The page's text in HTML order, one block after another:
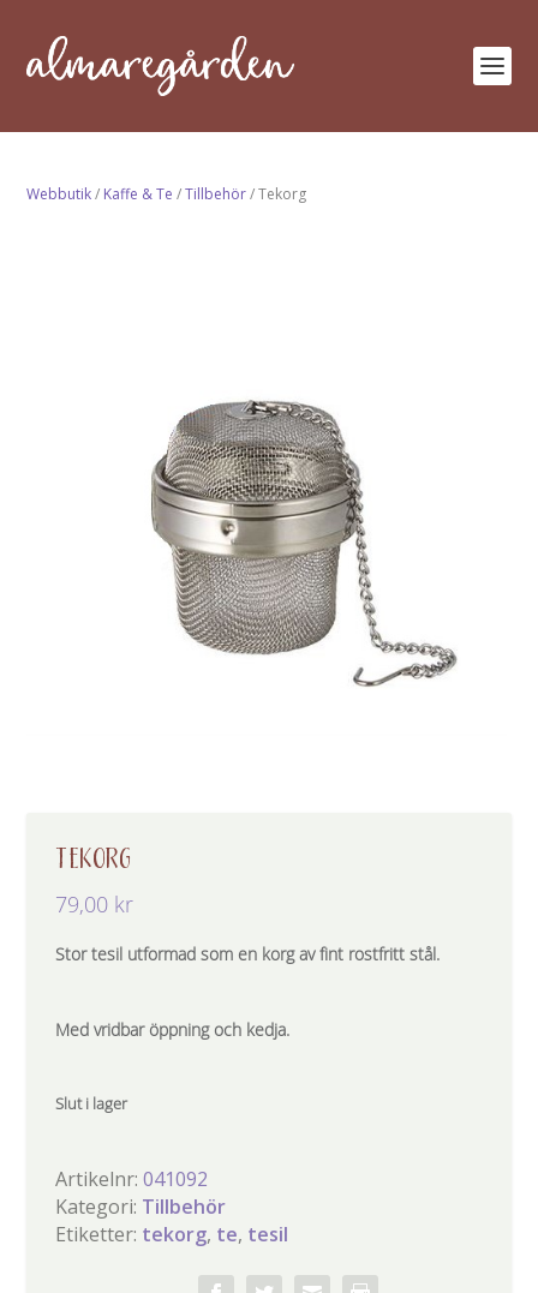
Webbutik/ Kaffe & Te /Tillbehör/ Tekorg
TEKORG
79,00 kr
Stor tesil utformad som en korg av fint rostfritt stål.
Med vridbar öppning och kedja.
Slut i lager
Artikelnr:041092
Kategori: Tillbehör
Etiketter: tekorg, te, tesil